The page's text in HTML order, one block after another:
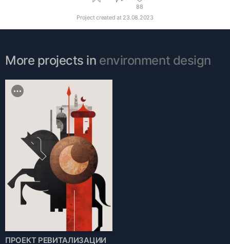
88
Project created at 23.08.2023
More projects in environment design
ПРОЕКТ РЕВИТАЛИЗАЦИИ